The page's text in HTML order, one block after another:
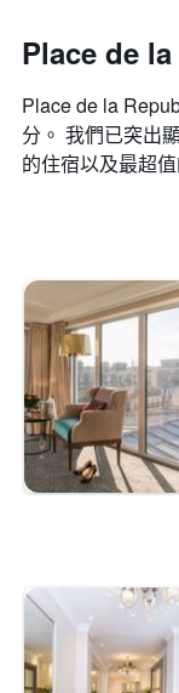
Place de
Place de la
分。 我們已突出
的住宿以及最超